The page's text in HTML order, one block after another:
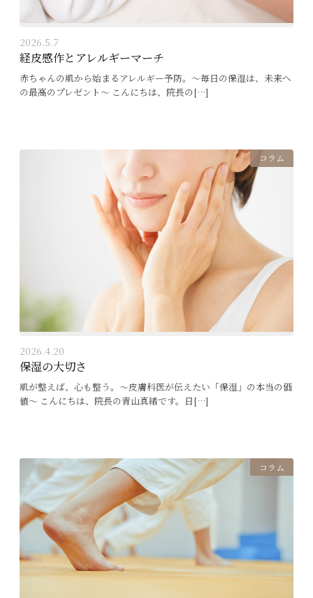
2026.5.7
経皮感作とアレルギーマーチ
赤ちゃんの肌から始まるアレルギー予防。〜毎日の保湿は、未来へ
の最高のプレゼント〜 こんにちは、院長の[…]
コラム
2026.4.20
保湿の大切さ
肌が整えば、心も整う。〜皮膚科医が伝えたい「保湿」の本当の価
値〜 こんにちは、院長の青山真緒です。日[…]
コラム